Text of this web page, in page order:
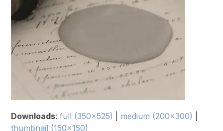
Downloads:full (350x525) medium (200x300)
thumbnail (150x150)